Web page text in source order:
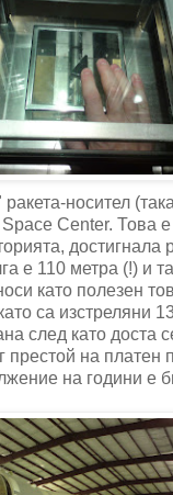
носител
Center. Това
достигнала
е 110 метра (!) и
като полезен
са изстреляни
след като доста
престой на платен
на години е